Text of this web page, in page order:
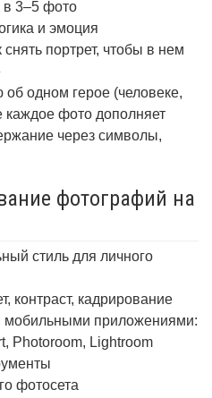
в 3–5 фото
и эмоция
портрет, чтобы в нем
одном герое (человеке,
каждое фото дополняет
через символы,
фотографий на
стиль для личного
контраст, кадрирование
мобильными приложениями:
Photoroom, Lightroom
фотосета